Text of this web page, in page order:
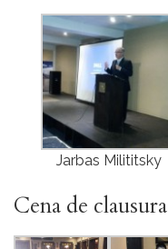
Jarbas Milititsky
Cena de clausura